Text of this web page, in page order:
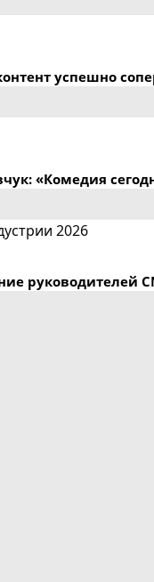
успешно
«Комедия
руководителей